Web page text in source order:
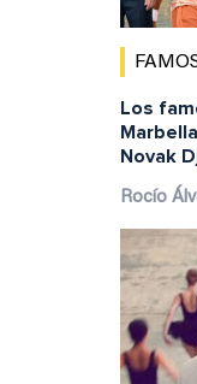
Los
Novak
Rocío